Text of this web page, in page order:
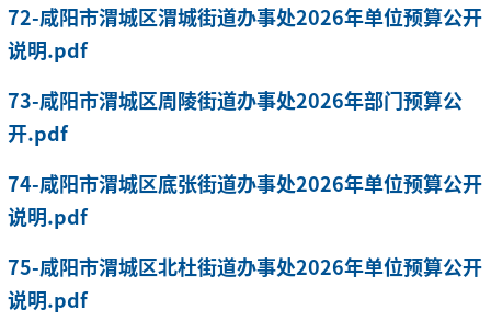
72-咸阳市渭城区渭城街道办事处2026年单位预算公开
说明.pdf
73-咸阳市渭城区周陵街道办事处2026年部门预算公
开.pdf
74-咸阳市渭城区底张街道办事处2026年单位预算公开
说明.pdf
75-咸阳市渭城区北杜街道办事处2026年单位预算公开
说明.pdf